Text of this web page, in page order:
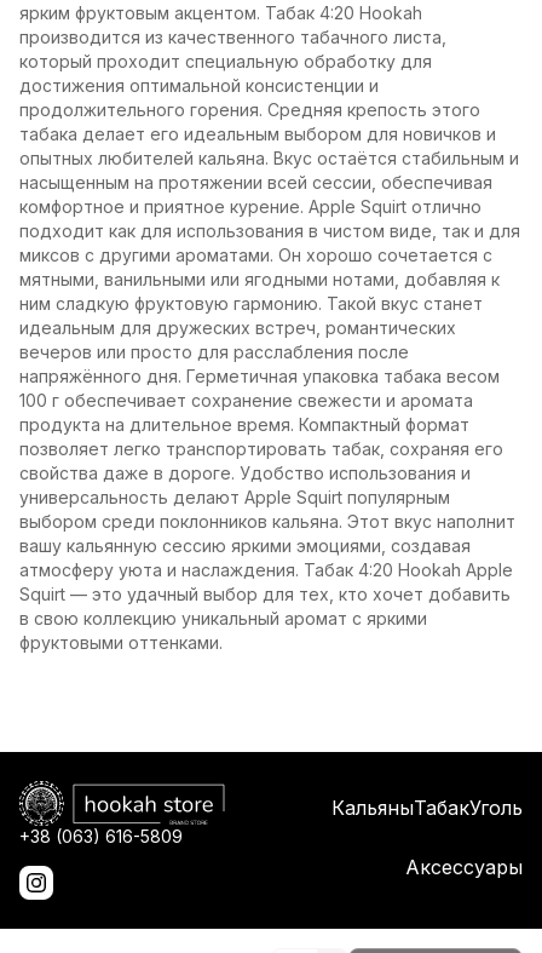
ярким фруктовым акцентом. Табак 4:20 Hookah
производится из качественного табачного листа,
который проходит специальную обработку для
достижения оптимальной консистенции и
продолжительного горения. Средняя крепость этого
табака делает его идеальным выбором для новичков и
опытных любителей кальяна. Вкус остаётся стабильным и
насыщенным на протяжении всей сессии, обеспечивая
комфортное и приятное курение. Apple Squirt отлично
подходит как для использования в чистом виде, так и для
миксов с другими ароматами. Он хорошо сочетается с
мятными, ванильными или ягодными нотами, добавляя к
ним сладкую фруктовую гармонию. Такой вкус станет
идеальным для дружеских встреч, романтических
вечеров или просто для расслабления после
напряжённого дня. Герметичная упаковка табака весом
100 г обеспечивает сохранение свежести и аромата
продукта на длительное время. Компактный формат
позволяет легко транспортировать табак, сохраняя его
свойства даже в дороге. Удобство использования и
универсальность делают Apple Squirt популярным
выбором среди поклонников кальяна. Этот вкус наполнит
вашу кальянную сессию яркими эмоциями, создавая
атмосферу уюта и наслаждения. Табак 4:20 Hookah Apple
Squirt — это удачный выбор для тех, кто хочет добавить
в свою коллекцию уникальный аромат с яркими
фруктовыми оттенками.
+38 (063) 616-5809
КальяныТабакУголь
Аксессуары